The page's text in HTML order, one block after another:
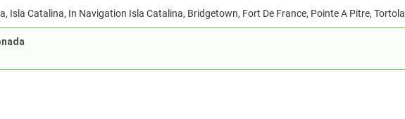
Isla Catalina, In Navigation Isla Catalina, Bridgetown, Fort De France, Pointe A Pitre, Tortola